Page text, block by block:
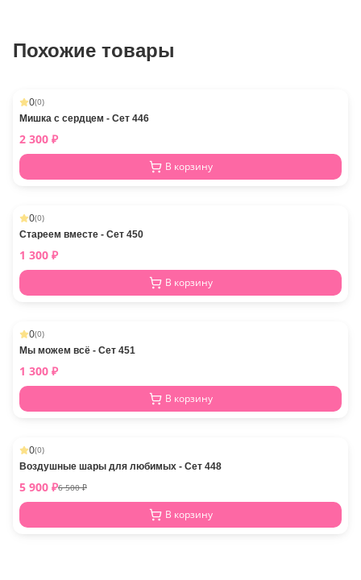
Похожие товары
0(0)
Мишка с сердцем - Сет 446
2 300 ₽
В корзину
0(0)
Стареем вместе - Сет 450
1 300 ₽
В корзину
0(0)
Мы можем всё - Сет 451
1 300 ₽
В корзину
-9%
0(0)
Воздушные шары для любимых - Сет 448
5 900 ₽6 500₽
В корзину